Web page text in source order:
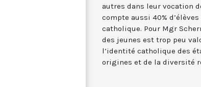
autres dans leur vocation
compte aussi 40%
catholique. Pour Mgr
des jeunes est trop peu
l’identité catholique des
origines et de la diversité